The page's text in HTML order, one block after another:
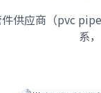
件供应商（pvc
系